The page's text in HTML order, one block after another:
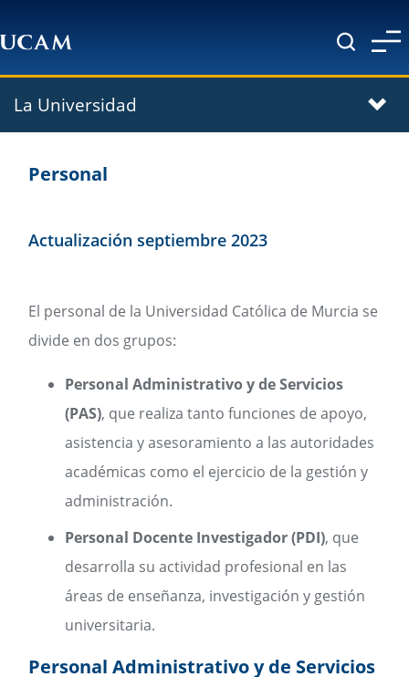
La Universidad
Personal
Actualización septiembre 2023
El personal de la Universidad Católica de Murcia se
divide en dos grupos:
Personal Administrativo y de Servicios
(PAS), que realiza tanto funciones de apoyo,
asistencia y asesoramiento a las autoridades
académicas como el ejercicio de la gestión y
administración.
Personal Docente Investigador (PDI), que
desarrolla su actividad profesional en las
áreas de enseñanza, investigación y gestión
universitaria.
Personal Administrativo y de Servicios